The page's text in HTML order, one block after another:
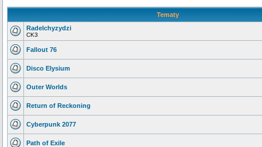
Tematy
Radelchyzydzi
CK3
Fallout 76
Disco Elysium
Outer Worlds
Return of Reckoning
Cyberpunk 2077
Path of Exile